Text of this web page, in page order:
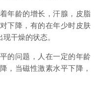
年龄的增长，汗腺，皮脂
下降，有的在年少时皮肤
干燥的状态。
的问题，人在一定的年龄
，当磁性激素水平下降，